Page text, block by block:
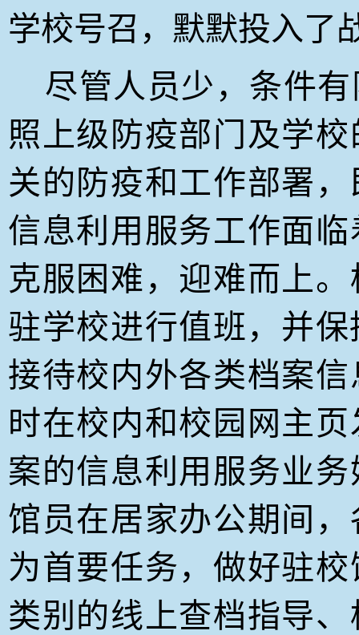
学校号召，默默投入了
尽管人员少，条件有
照上级防疫部门及学
关的防疫和工作部署
信息利用服务工作面
克服困难，迎难而上
驻学校进行值班，并
接待校内外各类档案
时在校内和校园网主
案的信息利用服务业
馆员在居家办公期间
为首要任务，做好驻
类别的线上查档指导